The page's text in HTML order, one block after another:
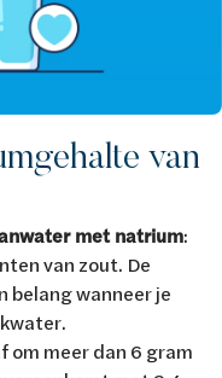
van
met natrium:
van zout. De
belang wanneer je
meer dan 6 gram